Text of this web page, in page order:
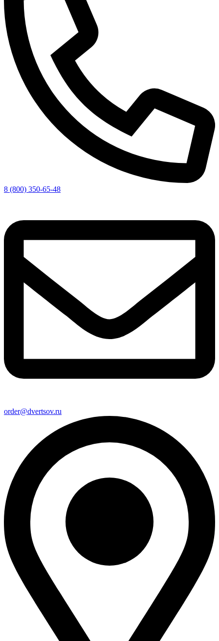
8 (800) 350-65-48
order@dvertsov.ru